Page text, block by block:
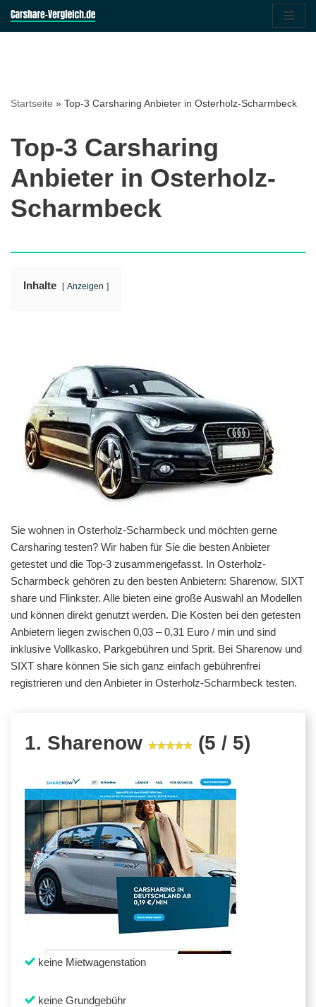
Startseite » Top-3 Carsharing Anbieter in Osterholz-Scharmbeck
Top-3 Carsharing
Anbieter in Osterholz-
Scharmbeck
Inhalte Anzeigen
Sie wohnen in Osterholz-Scharmbeck und möchten gerne
Carsharing testen? Wir haben für Sie die besten Anbieter
getestet und die Top-3 zusammengefasst. In Osterholz-
Scharmbeck gehören zu den besten Anbietern: Sharenow, SIXT
share und Flinkster. Alle bieten eine große Auswahl an Modellen
und können direkt genutzt werden. Die Kosten bei den getesten
Anbietern liegen zwischen 0,03 – 0,31 Euro / min und sind
inklusive Vollkasko, Parkgebühren und Sprit. Bei Sharenow und
SIXT share können Sie sich ganz einfach gebührenfrei
registrieren und den Anbieter in Osterholz-Scharmbeck testen.
1. Sharenow (5 / 5)
keine Mietwagenstation
keine Grundgebühr